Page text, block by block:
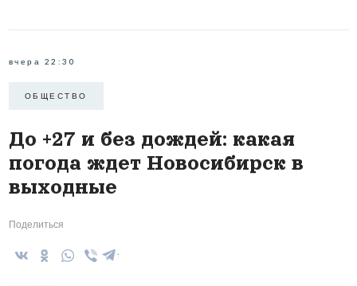
вчера 22:30
ОБЩЕСТВО
До +27 и без дождей: какая
погода ждет Новосибирск в
выходные
Поделиться